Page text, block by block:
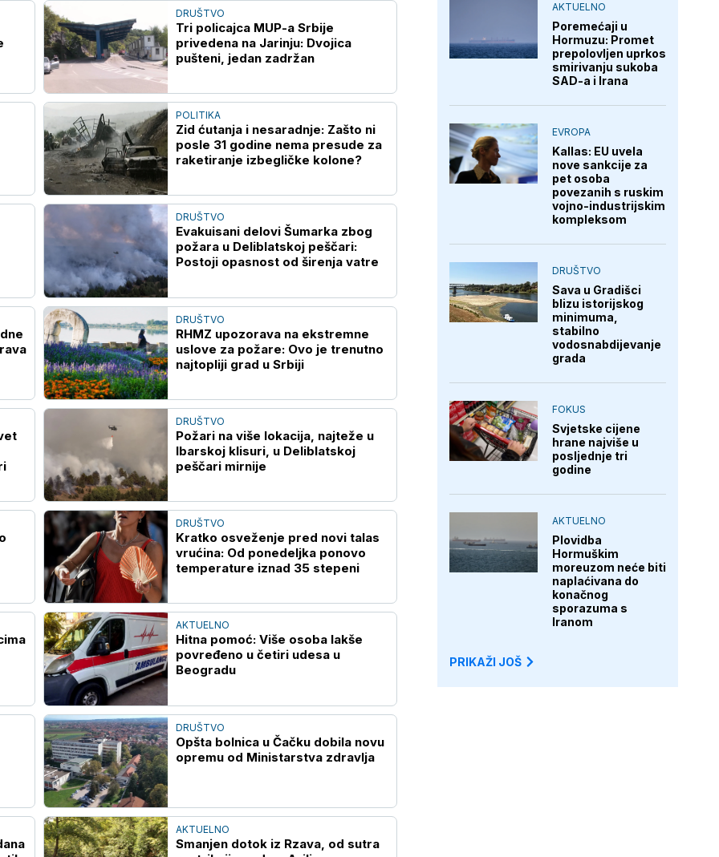
DRUŠTVO
Tri policajca MUP-a Srbije
privedena na Jarinju: Dvojica
pušteni, jedan zadržan
POLITIKA
Zid ćutanja i nesaradnje: Zašto ni
posle 31 godine nema presude za
raketiranje izbegličke kolone?
DRUŠTVO
Evakuisani delovi Šumarka zbog
požara u Deliblatskoj peščari:
Postoji opasnost od širenja vatre
DRUŠTVO
RHMZ upozorava na ekstremne
uslove za požare: Ovo je trenutno
najtopliji grad u Srbiji
DRUŠTVO
Požari na više lokacija, najteže u
Ibarskoj klisuri, u Deliblatskoj
peščari mirnije
DRUŠTVO
Kratko osveženje pred novi talas
vrućina: Od ponedeljka ponovo
temperature iznad 35 stepeni
AKTUELNO
Hitna pomoć: Više osoba lakše
povređeno u četiri udesa u
Beogradu
DRUŠTVO
Opšta bolnica u Čačku dobila novu
opremu od Ministarstva zdravlja
AKTUELNO
Smanjen dotok iz Rzava, od sutra
AKTUELNO
Poremećaji u
Hormuzu: Promet
prepolovljen uprkos
smirivanju sukoba
SAD-a i Irana
EVROPA
Kallas: EU uvela
nove sankcije za
pet osoba
povezanih s ruskim
vojno-industrijskim
kompleksom
DRUŠTVO
Sava u Gradišci
blizu istorijskog
minimuma,
stabilno
vodosnabdijevanje
grada
FOKUS
Svjetske cijene
hrane najviše u
posljednje tri
godine
AKTUELNO
Plovidba
Hormuškim
moreuzom neće biti
naplaćivana do
konačnog
sporazuma s
Iranom
PRIKAŽI JOŠ